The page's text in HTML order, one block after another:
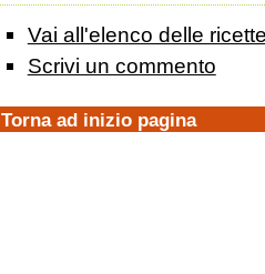
Vai all'elenco delle
Scrivi un commento
Torna ad inizio pagina